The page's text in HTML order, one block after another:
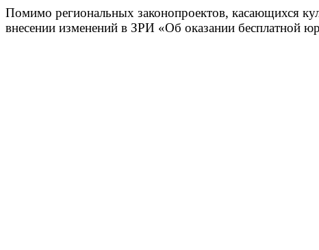
Помимо региональных законопроектов, касающихся
внесении изменений в ЗРИ «Об оказании бесплатной